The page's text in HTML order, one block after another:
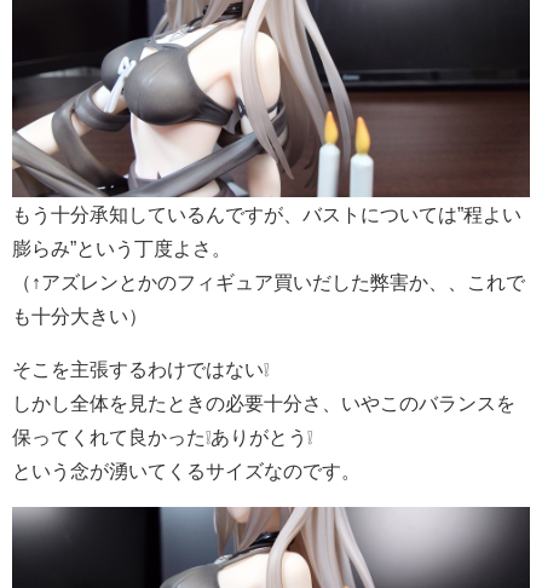
もう十分承知しているんですが、バストについては”程よい
膨らみ”という丁度よさ。
（↑アズレンとかのフィギュア買いだした弊害か、、これで
も十分大きい）
そこを主張するわけではない❕
しかし全体を見たときの必要十分さ、いやこのバランスを
保ってくれて良かった❕ありがとう❕
という念が湧いてくるサイズなのです。